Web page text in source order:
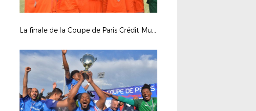
La finale de la Coupe de Paris Crédit Mutuel IDF U16 Féminines